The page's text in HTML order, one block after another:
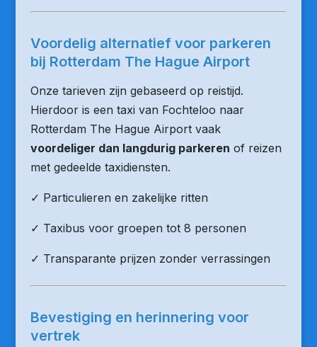
Voordelig alternatief voor parkeren
bij Rotterdam The Hague Airport
Onze tarieven zijn gebaseerd op reistijd.
Hierdoor is een taxi van Fochteloo naar
Rotterdam The Hague Airport vaak
voordeliger dan langdurig parkeren of reizen
met gedeelde taxidiensten.
✓ Particulieren en zakelijke ritten
✓ Taxibus voor groepen tot 8 personen
✓ Transparante prijzen zonder verrassingen
Bevestiging en herinnering voor
vertrek